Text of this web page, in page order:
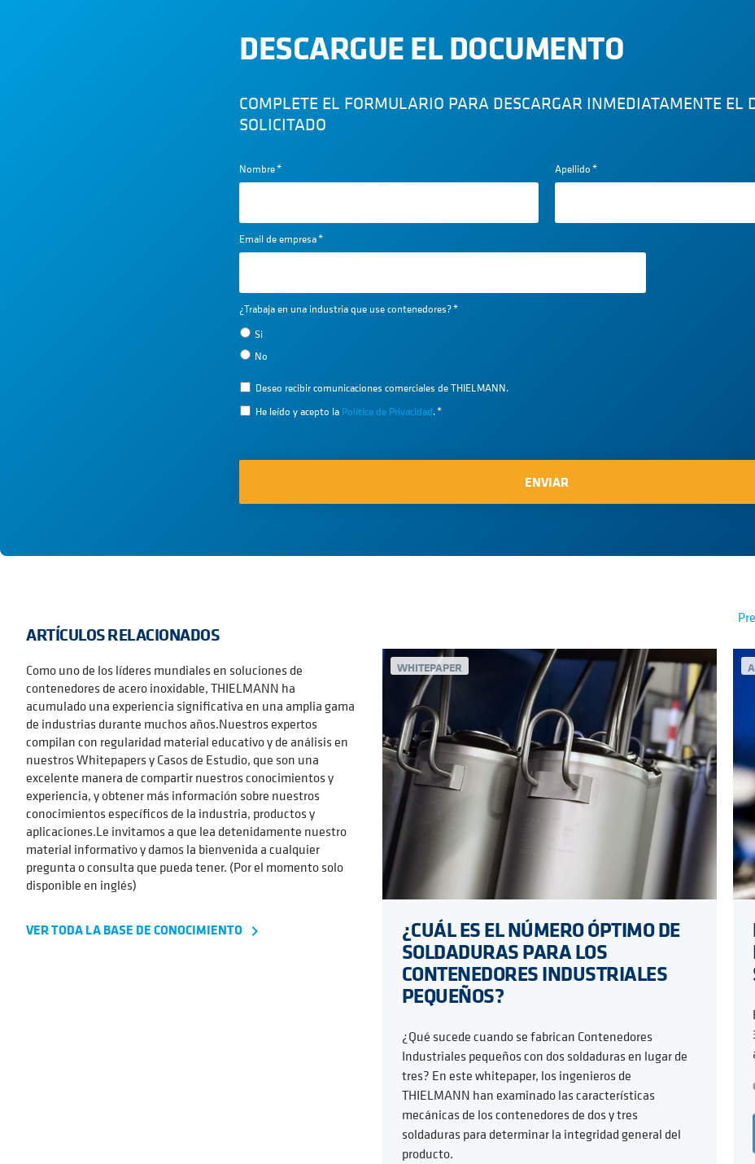
DESCARGUE EL DOCUMENTO
COMPLETE EL FORMULARIO PARA DESCARGAR INMEDIATAMENTE EL
SOLICITADO
Nombre* Apellido*
Email de empresa*
¿Trabaja en una industria que use contenedores?*
Si
No
Deseo recibir comunicaciones comerciales de THIELMANN.
He leído y acepto la Política de Privacidad.*
ARTÍCULOS RELACIONADOS
Como uno de los líderes mundiales en soluciones de
contenedores de acero inoxidable, THIELMANN ha
acumulado una experiencia significativa en una amplia gama
de industrias durante muchos años.Nuestros expertos
compilan con regularidad material educativo y de análisis en
nuestros Whitepapers y Casos de Estudio, que son una
excelente manera de compartir nuestros conocimientos y
experiencia, y obtener más información sobre nuestros
conocimientos específicos de la industria, productos y
aplicaciones.Le invitamos a que lea detenidamente nuestro
material informativo y damos la bienvenida a cualquier
pregunta o consulta que pueda tener. (Por el momento solo
disponible en inglés)
VER TODA LA BASE DE CONOCIMIENTO navigate_next
WHITEPAPER
¿CUÁL ES EL NÚMERO ÓPTIMO DE
SOLDADURAS PARA LOS
CONTENEDORES INDUSTRIALES
PEQUEÑOS?
¿Qué sucede cuando se fabrican Contenedores
Industriales pequeños con dos soldaduras en lugar de
tres? En este whitepaper, los ingenieros de
THIELMANN han examinado las características
mecánicas de los contenedores de dos y tres
soldaduras para determinar la integridad general del
producto.